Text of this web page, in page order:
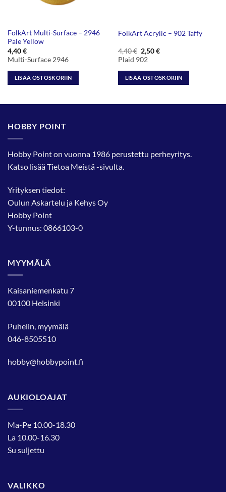
FolkArt Multi-Surface – 2946
Pale Yellow
4,40€
Multi-Surface 2946
LISÄÄ OSTOSKORIIN
FolkArt Acrylic – 902 Taffy
4,40€ Alkuperäinen
hinta
oli:
4,40 €.
2,50€Nykyinen
2,50 €.
Plaid 902
LISÄÄ OSTOSKORIIN
HOBBY POINT
Hobby Point on vuonna 1986 perustettu perheyritys.
Katso lisääTietoa Meistä-sivulta.
Yrityksen tiedot:
Oulun Askartelu ja Kehys Oy
Hobby Point
Y-tunnus: 0866103-0
MYYMÄLÄ
Kaisaniemenkatu 7
00100 Helsinki
Puhelin, myymälä
046-8505510
hobby@hobbypoint.fi
AUKIOLOAJAT
Ma-Pe 10.00-18.30
La 10.00-16.30
Su suljettu
VALIKKO